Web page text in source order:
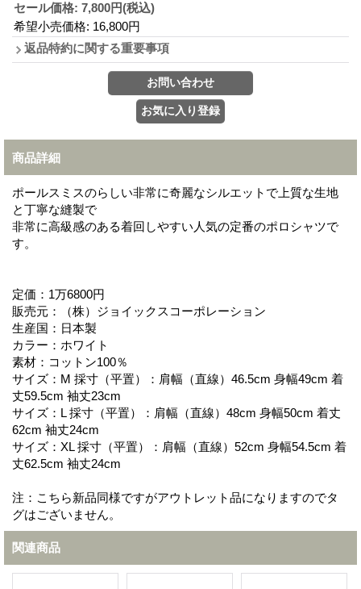
セール価格: 7,800円(税込)
希望小売価格: 16,800円
返品特約に関する重要事項
商品詳細
ポールスミスのらしい非常に奇麗なシルエットで上質な生地
と丁寧な縫製で
非常に高級感のある着回しやすい人気の定番のポロシャツで
す。
定価：1万6800円
販売元：（株）ジョイックスコーポレーション
生産国：日本製
カラー：ホワイト
素材：コットン100％
サイズ：M 採寸（平置）：肩幅（直線）46.5cm 身幅49cm 着
丈59.5cm 袖丈23cm
サイズ：L 採寸（平置）：肩幅（直線）48cm 身幅50cm 着丈
62cm 袖丈24cm
サイズ：XL 採寸（平置）：肩幅（直線）52cm 身幅54.5cm 着
丈62.5cm 袖丈24cm
注：こちら新品同様ですがアウトレット品になりますのでタ
グはございません。
関連商品